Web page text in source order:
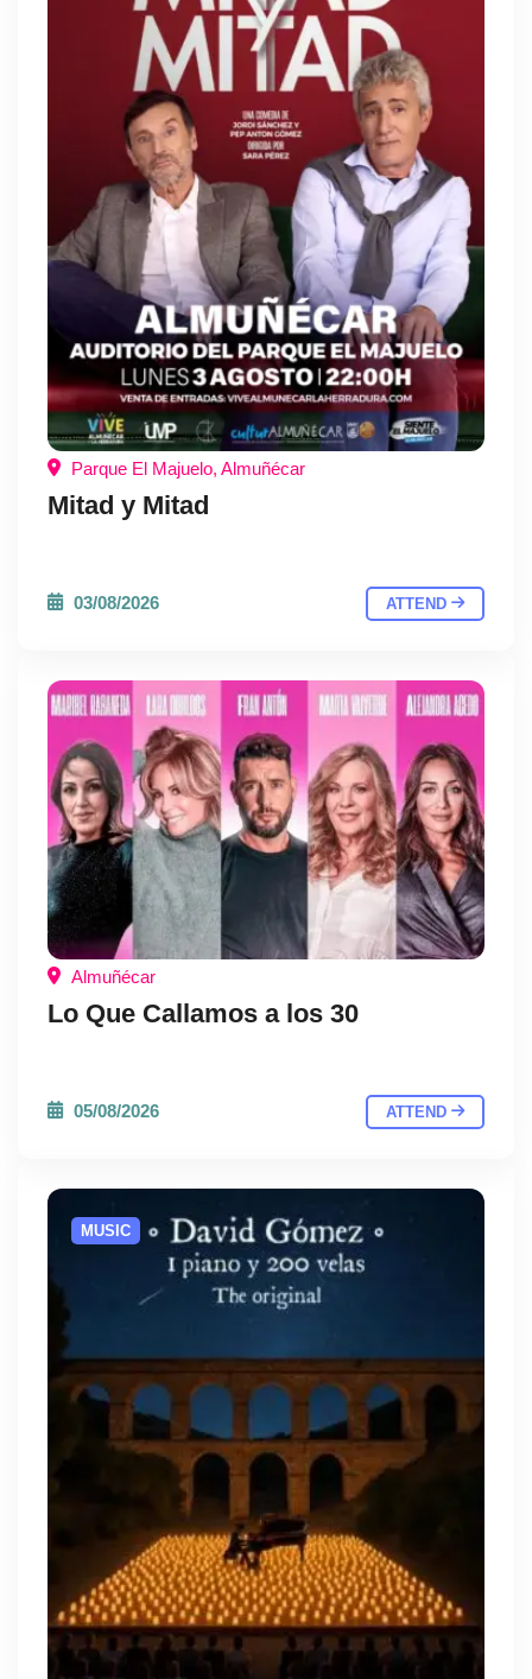
Parque El Majuelo, Almuñécar
Mitad y Mitad
03/08/2026 ATTEND
Almuñécar
Lo Que Callamos a los 30
05/08/2026 ATTEND
MUSIC